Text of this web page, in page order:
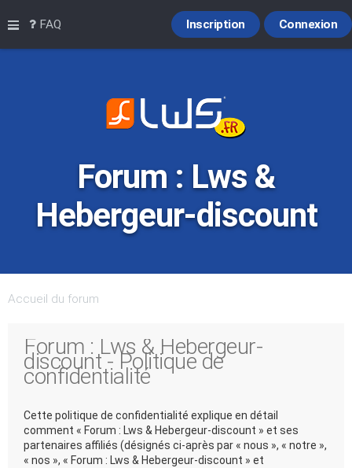
Raccourcis
FAQ Connexion
Inscription
Forum : Lws &
Hebergeur-discount
Accueil du forum
Forum : Lws & Hebergeur-
discount - Politique de
confidentialité
Cette politique de confidentialité explique en détail
comment « Forum : Lws & Hebergeur-discount » et ses
partenaires affiliés (désignés ci-après par « nous », « notre »,
« nos », « Forum : Lws & Hebergeur-discount » et